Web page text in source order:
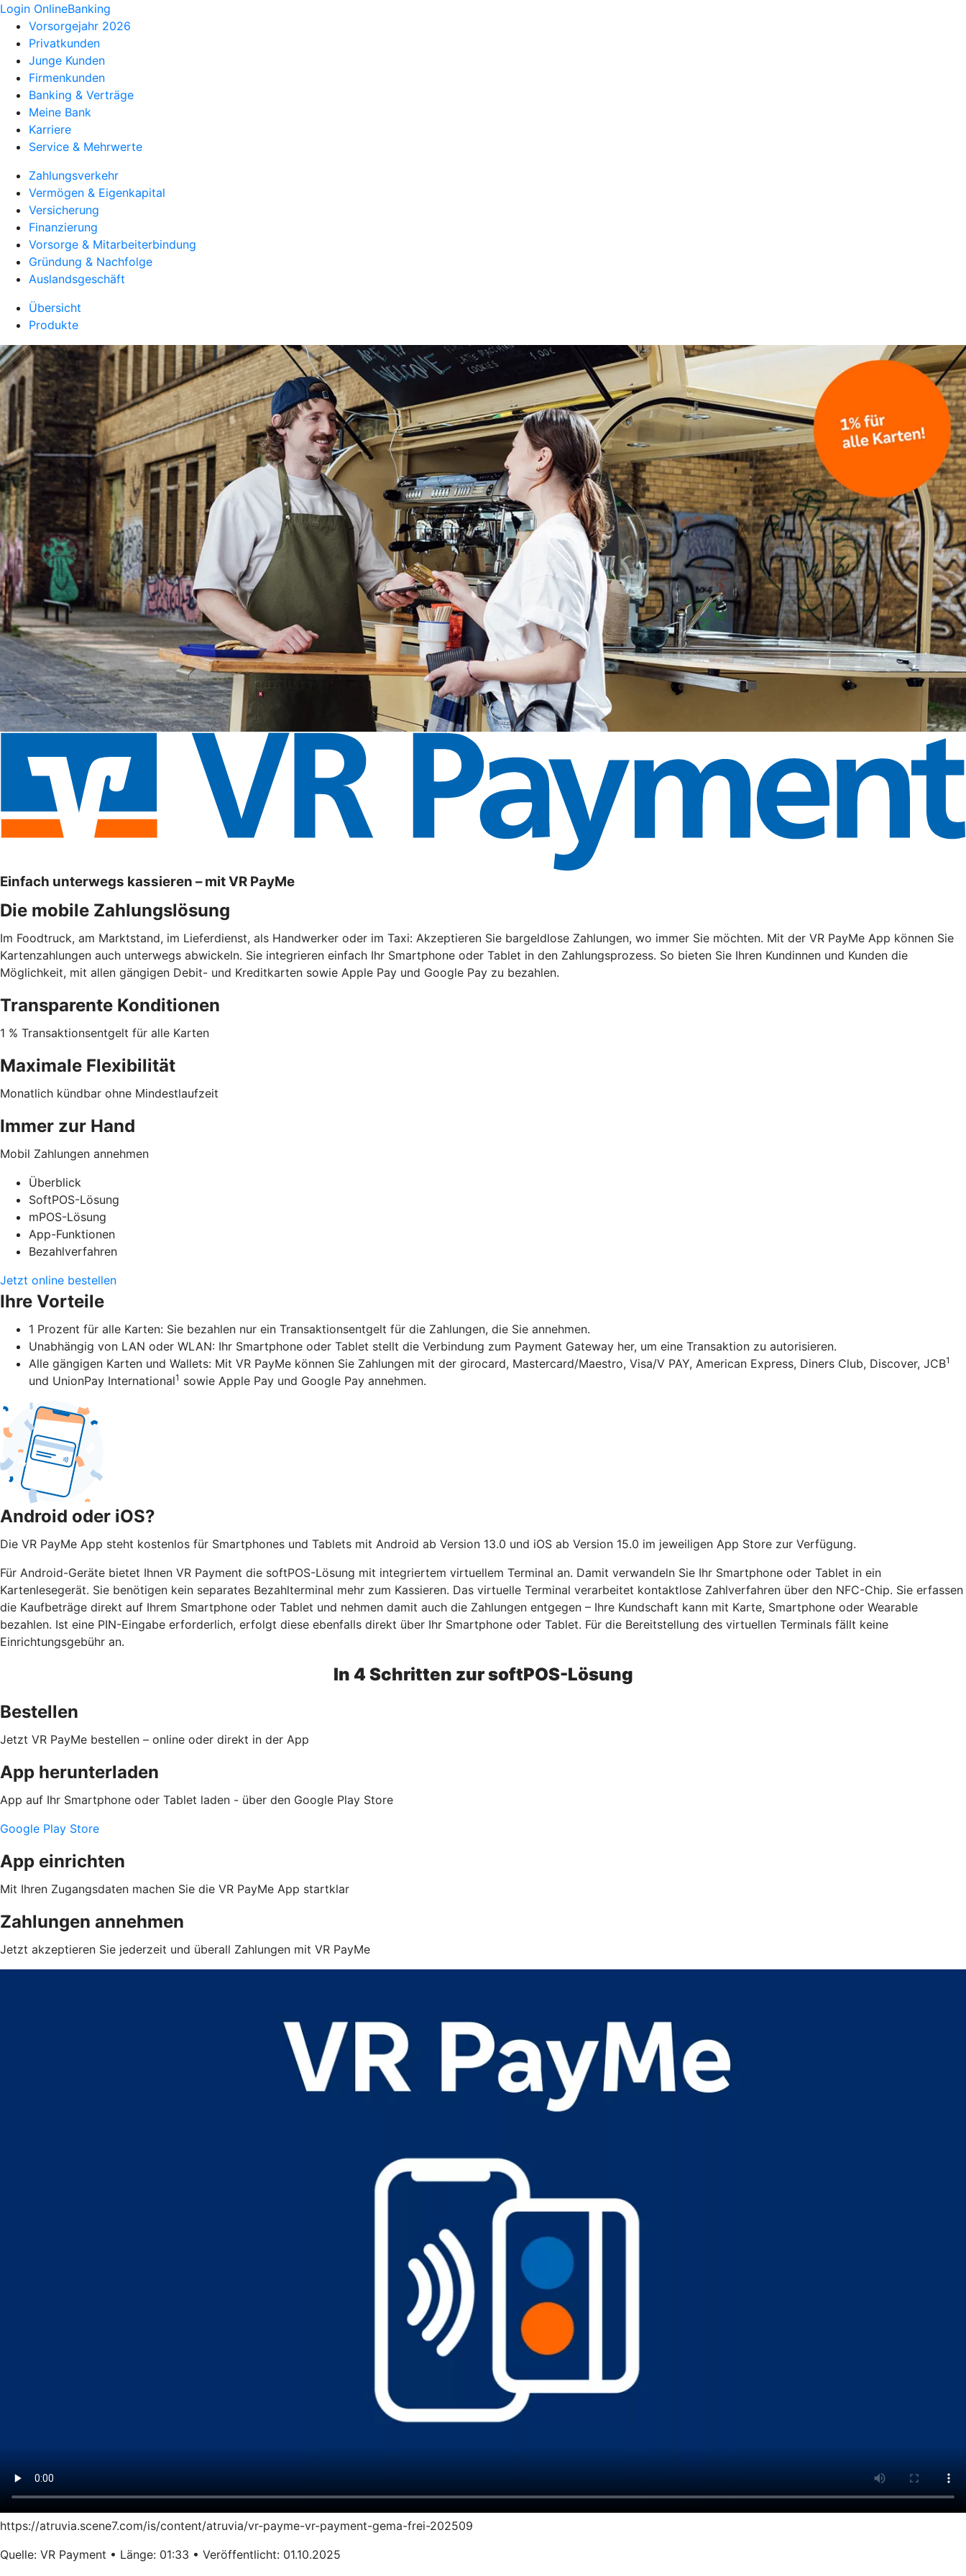
Login OnlineBanking
Vorsorgejahr 2026
Privatkunden
Junge Kunden
Firmenkunden
Banking & Verträge
Meine Bank
Karriere
Service & Mehrwerte
Zahlungsverkehr
Vermögen & Eigenkapital
Versicherung
Finanzierung
Vorsorge & Mitarbeiterbindung
Gründung & Nachfolge
Auslandsgeschäft
Übersicht
Produkte
Einfach unterwegs kassieren – mit VR PayMe
Die mobile Zahlungslösung
Im Foodtruck, am Marktstand, im Lieferdienst, als Handwerker oder im Taxi: Akzeptieren Sie bargeldlose Zahlungen, wo immer Sie möchten. Mit der VR PayMe App können Sie
Kartenzahlungen auch unterwegs abwickeln. Sie integrieren einfach Ihr Smartphone oder Tablet in den Zahlungsprozess. So bieten Sie Ihren Kundinnen und Kunden die
Möglichkeit, mit allen gängigen Debit- und Kreditkarten sowie Apple Pay und Google Pay zu bezahlen.
Transparente Konditionen
1 % Transaktionsentgelt für alle Karten
Maximale Flexibilität
Monatlich kündbar ohne Mindestlaufzeit
Immer zur Hand
Mobil Zahlungen annehmen
Überblick
SoftPOS-Lösung
mPOS-Lösung
App-Funktionen
Bezahlverfahren
Jetzt online bestellen
Ihre Vorteile
1 Prozent für alle Karten: Sie bezahlen nur ein Transaktionsentgelt für die Zahlungen, die Sie annehmen.
Unabhängig von LAN oder WLAN: Ihr Smartphone oder Tablet stellt die Verbindung zum Payment Gateway her, um eine Transaktion zu autorisieren.
Alle gängigen Karten und Wallets: Mit VR PayMe können Sie Zahlungen mit der girocard, Mastercard/Maestro, Visa/V PAY, American Express, Diners Club, Discover, JCB1
und UnionPay International1 sowie Apple Pay und Google Pay annehmen.
Android oder iOS?
Die VR PayMe App steht kostenlos für Smartphones und Tablets mit Android ab Version 13.0 und iOS ab Version 15.0 im jeweiligen App Store zur Verfügung.
Für Android-Geräte bietet Ihnen VR Payment die softPOS-Lösung mit integriertem virtuellem Terminal an. Damit verwandeln Sie Ihr Smartphone oder Tablet in ein
Kartenlesegerät. Sie benötigen kein separates Bezahlterminal mehr zum Kassieren. Das virtuelle Terminal verarbeitet kontaktlose Zahlverfahren über den NFC-Chip. Sie erfassen
die Kaufbeträge direkt auf Ihrem Smartphone oder Tablet und nehmen damit auch die Zahlungen entgegen – Ihre Kundschaft kann mit Karte, Smartphone oder Wearable
bezahlen. Ist eine PIN-Eingabe erforderlich, erfolgt diese ebenfalls direkt über Ihr Smartphone oder Tablet. Für die Bereitstellung des virtuellen Terminals fällt keine
Einrichtungsgebühr an.
In 4 Schritten zur softPOS-Lösung
Bestellen
Jetzt VR PayMe bestellen – online oder direkt in der App
App herunterladen
App auf Ihr Smartphone oder Tablet laden - über den Google Play Store
Google Play Store
App einrichten
Mit Ihren Zugangsdaten machen Sie die VR PayMe App startklar
Zahlungen annehmen
Jetzt akzeptieren Sie jederzeit und überall Zahlungen mit VR PayMe
https://atruvia.scene7.com/is/content/atruvia/vr-payme-vr-payment-gema-frei-202509
Quelle: VR Payment • Länge: 01:33 • Veröffentlicht: 01.10.2025